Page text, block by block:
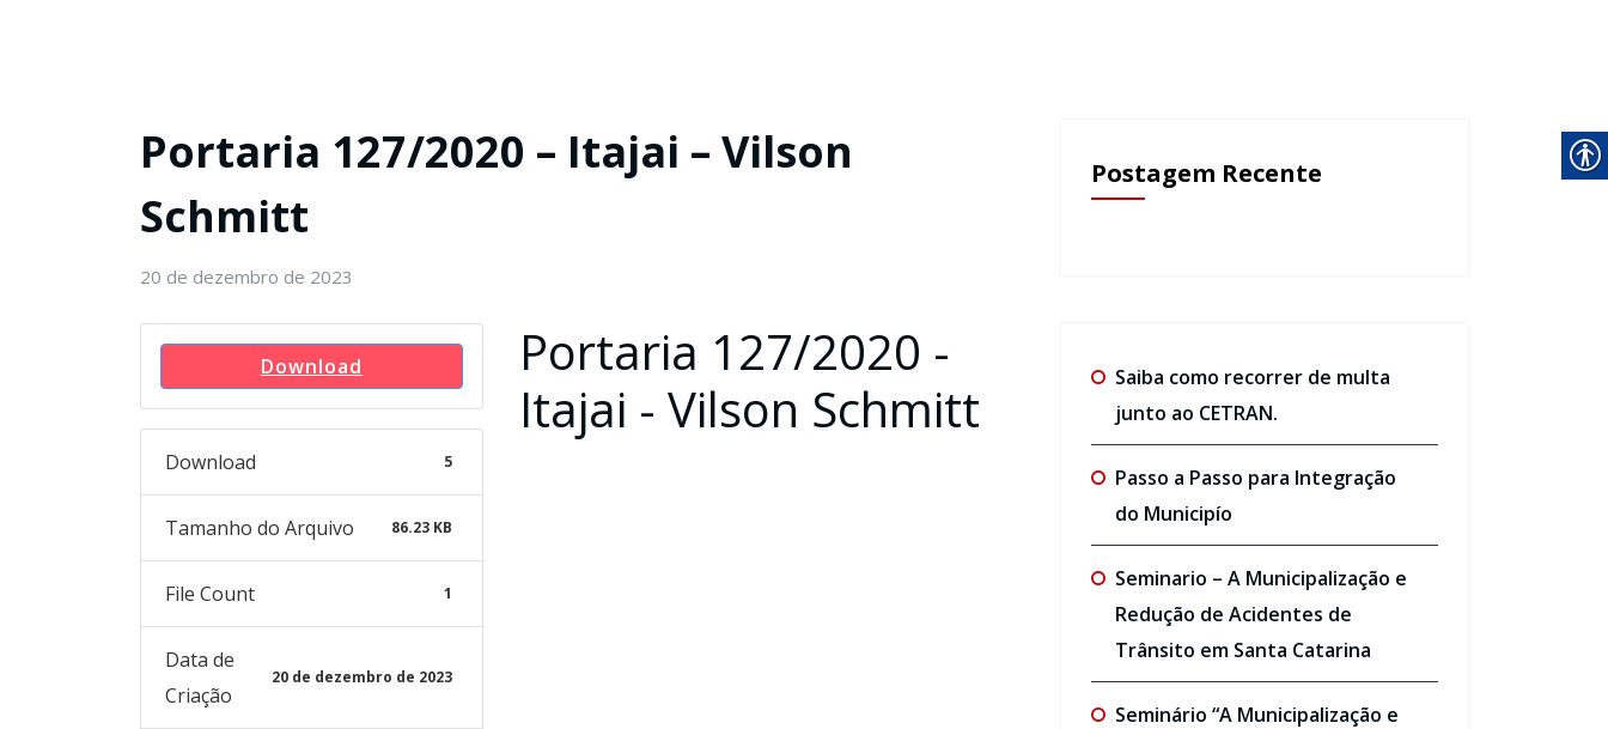
Portaria 127/2020 – Itajai – Vilson
Schmitt
20 de dezembro de 2023
Download
Download 5
Tamanho do Arquivo 86.23 KB
File Count 1
Data de
Criação
20 de dezembro de 2023
Portaria 127/2020 -
Itajai - Vilson Schmitt
Postagem Recente
Saiba como recorrer de multa
junto ao CETRAN.
Passo a Passo para Integração
do Municipío
Seminario – A Municipalização e
Redução de Acidentes de
Trânsito em Santa Catarina
Seminário “A Municipalização e